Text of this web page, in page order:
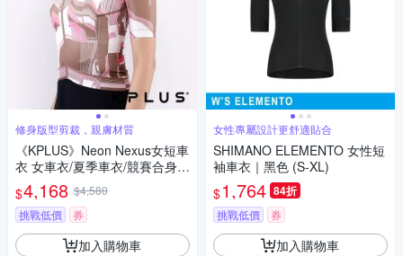
修身版型剪裁，親膚材質
《KPLUS》Neon Nexus女短車
衣 女車衣/夏季車衣/競賽合身/
自行車/運動/車服
$4,168 $4,580
挑戰低價
券
加入購物車
女性專屬設計更舒適貼合
SHIMANO ELEMENTO 女性短
袖車衣｜黑色 (S-XL)
$1,764 84折
挑戰低價 券
加入購物車